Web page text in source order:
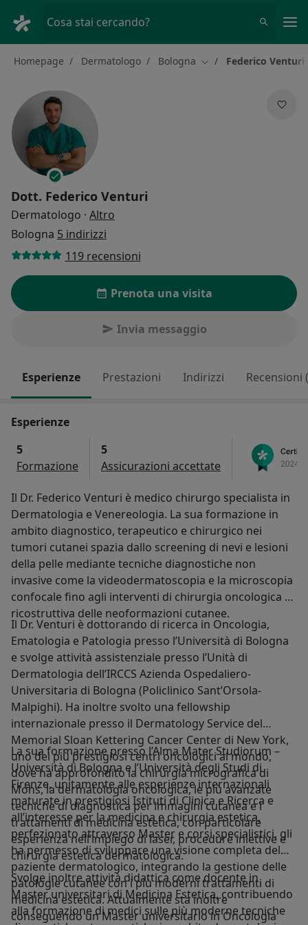
Cosa stai cercando?
Homepage Dermatologo Bologna Cambia città
Federico Venturi
Dott. Federico Venturi
Dermatologo · Altro
Bologna 5 indirizzi
119 recensioni
Prenota una visita
Invia messaggio
Esperienze Prestazioni Indirizzi Recensioni
Esperienze
5
Formazione
5
Assicurazioni accettate
Il Dr. Federico Venturi è medico chirurgo specialista in
Dermatologia e Venereologia. La sua formazione in
ambito diagnostico, terapeutico e chirurgico nei
tumori cutanei spazia dallo screening di nevi e lesioni
della pelle mediante tecniche diagnostiche non
invasive come la videodermatoscopia e la microscopia
confocale fino agli interventi di chirurgia oncologica e
ricostruttiva delle neoformazioni cutanee.
Il Dr. Venturi è dottorando di ricerca in Oncologia,
Ematologia e Patologia presso l’Università di Bologna
e svolge attività assistenziale presso l’Unità di
Dermatologia dell’IRCCS Azienda Ospedaliero-
Universitaria di Bologna (Policlinico Sant’Orsola-
Malpighi). Ha inoltre svolto una fellowship
internazionale presso il Dermatology Service del
Memorial Sloan Kettering Cancer Center di New York,
uno dei più prestigiosi centri oncologici al mondo,
dove ha approfondito la chirurgia micrografica di
Mohs, la dermatologia oncologica, le più avanzate
tecniche di diagnostica per immagini cutanea e i
trattamenti di medicina estetica, con particolare
esperienza nell’impiego di laser, procedure iniettive e
chirurgia estetica dermatologica.
La sua formazione presso l’Alma Mater Studiorum –
Università di Bologna e l’Università degli Studi di
Firenze, unitamente alle esperienze internazionali
maturate in prestigiosi Istituti di Clinica e Ricerca e
all’interesse per la medicina e chirurgia estetica,
perfezionato attraverso Master e corsi specialistici, gli
ha permesso di sviluppare una visione completa del
paziente dermatologico, integrando la gestione delle
patologie cutanee con i più moderni trattamenti di
medicina estetica. Attualmente sta inoltre
conseguendo un Master universitario in Oncologia
Svolge inoltre attività didattica come docente in
Master universitari di Medicina Estetica, contribuendo
alla formazione di medici sulle più moderne tecniche